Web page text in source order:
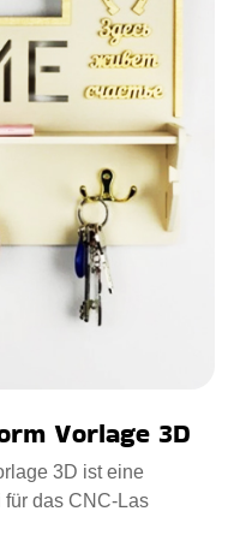
Vorlage 3D
3D ist eine
das CNC-Las